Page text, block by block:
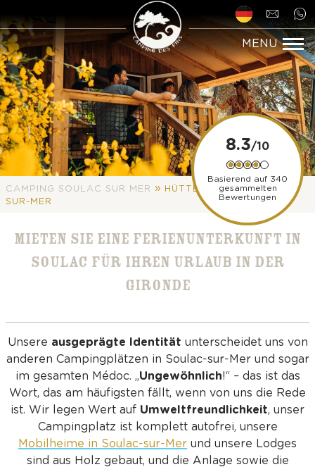
CAMPING SOULAC SUR MER » HÜTTE MIETEN SOULAC-
SUR-MER
MIETEN SIE EINE FERIENUNTERKUNFT IN
SOULAC FÜR IHREN URLAUB IN DER
GIRONDE
Unsere ausgeprägte Identität unterscheidet uns von
anderen Campingplätzen in Soulac-sur-Mer und sogar
im gesamten Médoc. „Ungewöhnlich!“ – das ist das
Wort, das am häufigsten fällt, wenn von uns die Rede
ist. Wir legen Wert auf Umweltfreundlichkeit, unser
Campingplatz ist komplett autofrei, unsere
Mobilheime in Soulac-sur-Mer und unsere Lodges
sind aus Holz gebaut, und die Anlage sowie die
8.3
Basierend auf 340
gesammelten
Bewertungen